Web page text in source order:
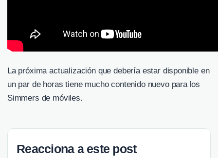
La próxima actualización que debería estar disponible en
un par de horas tiene mucho contenido nuevo para los
Simmers de móviles.
Reacciona a este post